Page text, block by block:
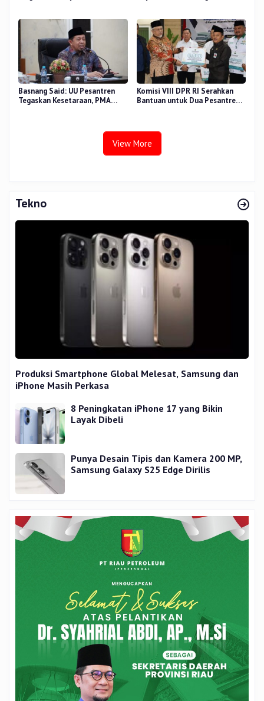
Basnang Said: UU Pesantren
Tegaskan Kesetaraan, PMA
Komisi VIII DPR RI Serahkan
Bantuan untuk Dua Pesantren
View More
Tekno
Produksi Smartphone Global Melesat, Samsung dan
iPhone Masih Perkasa
8 Peningkatan iPhone 17 yang Bikin
Layak Dibeli
Punya Desain Tipis dan Kamera 200 MP,
Samsung Galaxy S25 Edge Dirilis